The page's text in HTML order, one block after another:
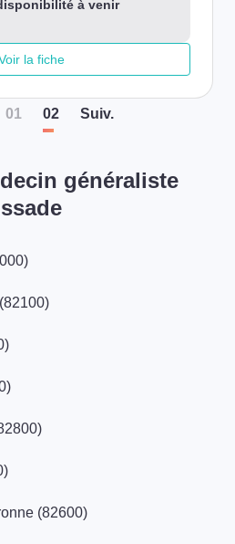
à venir
la fiche
01 02 Suiv.
généraliste
(82600)